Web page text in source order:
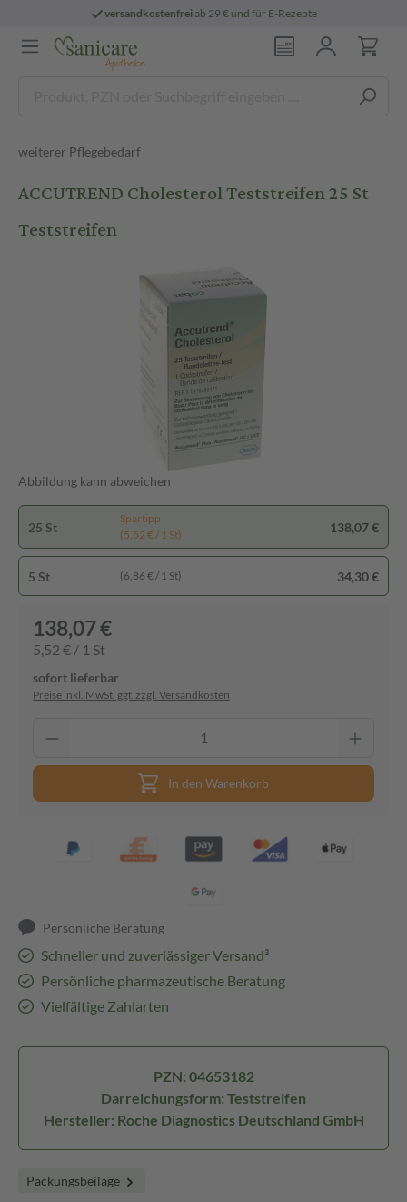
versandkostenfreiab 29 € und für E-Rezepte
weiterer Pflegebedarf
ACCUTREND Cholesterol Teststreifen 25 St
Teststreifen
Abbildung kann abweichen
25 St
Spartipp
(5,52 € / 1 St)
138,07 €
5 St (6,86 € / 1 St) 34,30 €
138,07 €
5,52 € / 1 St
sofort lieferbar
Preise inkl. MwSt. ggf. zzgl. Versandkosten
In den Warenkorb
Persönliche Beratung
Schneller und zuverlässiger Versand³
Persönliche pharmazeutische Beratung
Vielfältige Zahlarten
PZN: 04653182
Darreichungsform: Teststreifen
Hersteller: Roche Diagnostics Deutschland GmbH
Packungsbeilage